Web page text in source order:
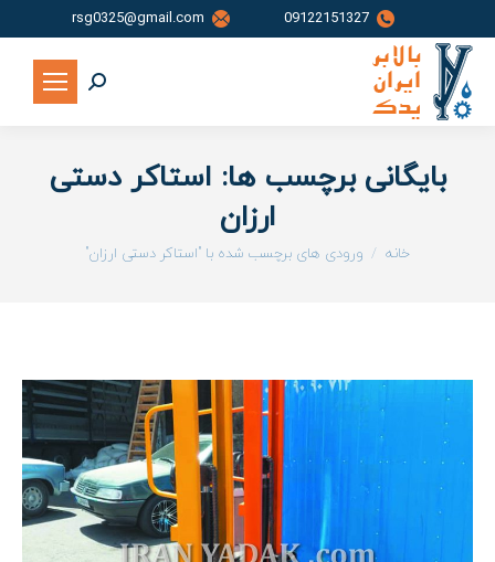
09122151327
rsg0325@gmail.com
جستجو:
بایگانی برچسب ها: استاکر دستی
ارزان
شما اینجا هستید:
خانه ورودی های برچسب شده با "استاکر دستی ارزان"